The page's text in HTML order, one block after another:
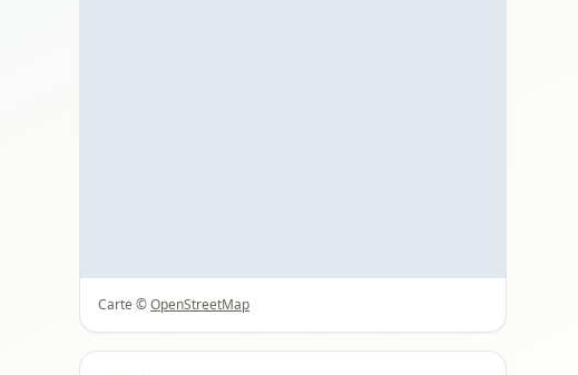
Carte ©OpenStreetMap